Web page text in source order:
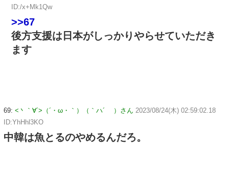
ID:/x+Mk1Qw
>>67
後方支援は日本がしっかりやらせていただき
ます
69: <丶｀∀´>（´・ω・｀）（｀ハ´ ）さん 2023/08/24(木) 02:59:02.18
ID:YhHhl3KO
中韓は魚とるのやめるんだろ。